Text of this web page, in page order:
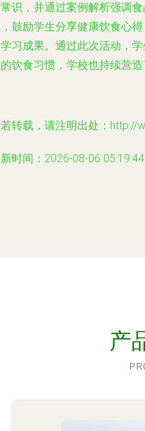
识，并通过案例解析强调
鼓励学生分享健康饮食心
习成果。通过此次活动，
饮食习惯，学校也持续营造
转载，请注明出处：http://
时间：2026-08-06 05:19:44
产